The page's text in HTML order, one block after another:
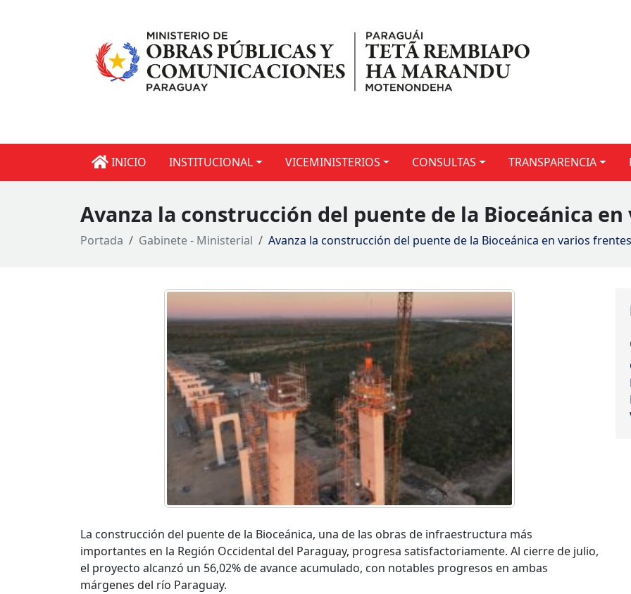
INICIO INSTITUCIONAL VICEMINISTERIOS CONSULTAS TRANSPARENCIA
Avanza la construcción del puente de la Bioceánica
Portada Gabinete - Ministerial Avanza la construcción del puente de la Bioceánica en varios frentes
La construcción del puente de la Bioceánica, una de las obras de infraestructura más
importantes en la Región Occidental del Paraguay, progresa satisfactoriamente. Al cierre de julio,
el proyecto alcanzó un 56,02% de avance acumulado, con notables progresos en ambas
márgenes del río Paraguay.